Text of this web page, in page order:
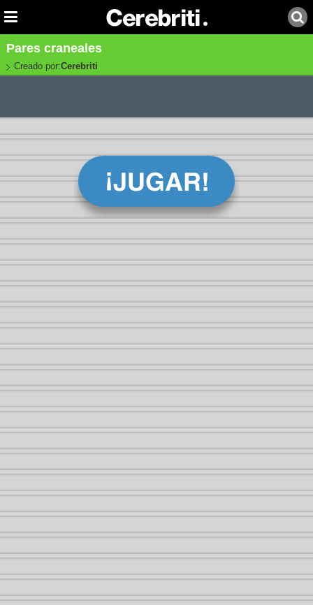
Pares craneales
Creado por:Cerebriti